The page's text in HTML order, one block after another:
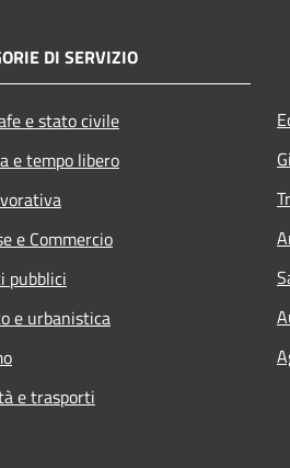
DI SERVIZIO
e stato civile
e tempo libero
e Commercio
pubblici
e urbanistica
e trasporti